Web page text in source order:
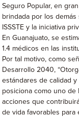
Seguro Popular, en
brindada por los demás
ISSSTE y la iniciativa
En Guanajuato, se
1.4 médicos en las
Por tal motivo, como
Desarrollo 2040,
estándares de calidad
posiciona como uno
acciones que
de vida favorables para